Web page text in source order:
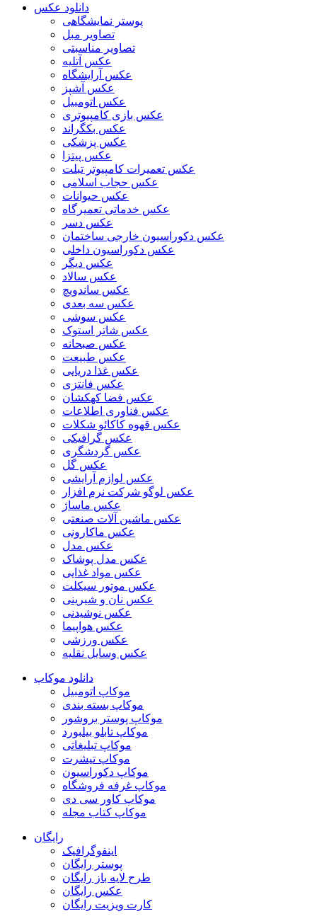
دانلود عکس
پوستر نمایشگاهی
تصاویر مبل
تصاویر مناسبتی
عکس آتلیه
عکس آرایشگاه
عکس آشپز
عکس اتومبیل
عکس بازی کامپیوتری
عکس بکگراند
عکس پزشکی
عکس پیتزا
عکس تعمیرات کامپیوتر تبلت
عکس حجاب اسلامی
عکس حیوانات
عکس خدماتی تعمیرگاه
عکس دسر
عکس دکوراسیون خارجی ساختمان
عکس دکوراسیون داخلی
عکس دیگر
عکس سالاد
عکس ساندویچ
عکس سه بعدی
عکس سوشی
عکس شاتر استوک
عکس صبحانه
عکس طبیعت
عکس غذا دریایی
عکس فانتزی
عکس فضا کهکشان
عکس فناوری اطلاعات
عکس قهوه کاکائو شکلات
عکس گرافیکی
عکس گردشگری
عکس گل
عکس لوازم آرایشی
عکس لوگو شرکت نرم افزار
عکس ماساژ
عکس ماشین آلات صنعتی
عکس ماکارونی
عکس مدل
عکس مدل پوشاک
عکس مواد غذایی
عکس موتور سیکلت
عکس نان و شیرینی
عکس نوشیدنی
عکس هواپیما
عکس ورزشی
عکس وسایل نقلیه
دانلود موکاپ
موکاپ اتومبیل
موکاپ بسته بندی
موکاپ پوستر بروشور
موکاپ تابلو بیلبورد
موکاپ تبلیغاتی
موکاپ تیشرت
موکاپ دکوراسیون
موکاپ غرفه فروشگاه
موکاپ کاور سی دی
موکاپ کتاب مجله
رایگان
اینفوگرافیک
پوستر رایگان
طرح لایه باز رایگان
عکس رایگان
کارت ویزیت رایگان